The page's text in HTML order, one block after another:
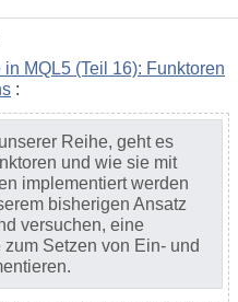
MQL5 (Teil 16): Funktoren
:
Reihe, geht es
und wie sie mit
implementiert werden
bisherigen Ansatz
versuchen, eine
Setzen von Ein- und